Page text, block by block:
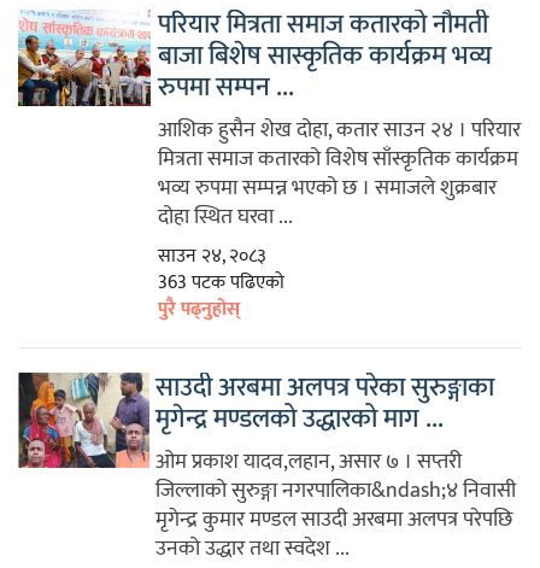
परियार मित्रता समाज कतारको नौमती
बाजा बिशेष सास्कृतिक कार्यक्रम भव्य
रुपमा सम्पन ...
आशिक हुसैन शेख दोहा, कतार साउन २४ । परियार
मित्रता समाज कतारको विशेष साँस्कृतिक कार्यक्रम
भव्य रुपमा सम्पन्न भएको छ । समाजले शुक्रबार
दोहा स्थित घरवा ...
साउन २४, २०८३
363 पटक पढिएको
पुरै पढ्नुहोस्
साउदी अरबमा अलपत्र परेका सुरुङ्गाका
मृगेन्द्र मण्डलको उद्धारको माग ...
ओम प्रकाश यादव,लहान, असार ७ । सप्तरी
जिल्लाको सुरुङ्गा नगरपालिका&ndash;४ निवासी
मृगेन्द्र कुमार मण्डल साउदी अरबमा अलपत्र परेपछि
उनको उद्धार तथा स्वदेश ...